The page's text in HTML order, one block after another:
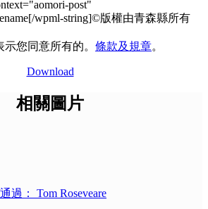
©版權由青森縣所有
您同意所有的。 條款及規章。
Download
相關圖片
通過： Tom Roseveare